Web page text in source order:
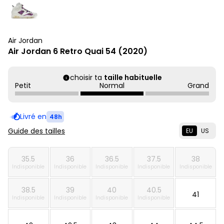
Air Jordan
Air Jordan 6 Retro Quai 54 (2020)
choisir ta taille habituelle
Petit
Normal Grand
Livré en 48h
Guide des tailles EU US
35.5
Indisponible
36
Indisponible
36.5
Indisponible
37.5
Indisponible
38
Indisponible
38.5
Indisponible
39
Indisponible
40
Indisponible
40.5
Indisponible 41